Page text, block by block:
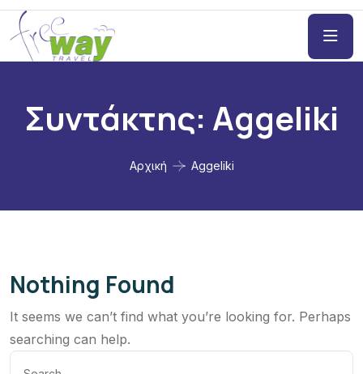
Συντάκτης: Aggeliki
Αρχική Aggeliki
Nothing Found
It seems we can’t find what you’re looking for. Perhaps
searching can help.